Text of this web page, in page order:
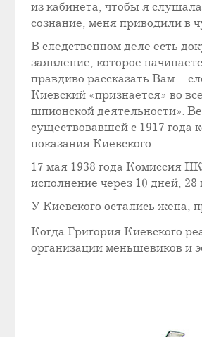
из кабинета, чтобы я
сознание, меня приводили в
В следственном деле есть
заявление, которое
правдиво рассказать Вам –
Киевский «признается» во
шпионской деятельности».
существовавшей с 1917 года
показания Киевского.
17 мая 1938 года Комиссия
исполнение через 10 дней,
У Киевского остались жена,
Когда Григория Киевского
организации меньшевиков и